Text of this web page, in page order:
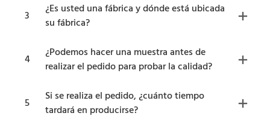
3
¿Es usted una fábrica y dónde está ubicada
su fábrica?
4
¿Podemos hacer una muestra antes de
realizar el pedido para probar la calidad?
5
Si se realiza el pedido, ¿cuánto tiempo
tardará en producirse?